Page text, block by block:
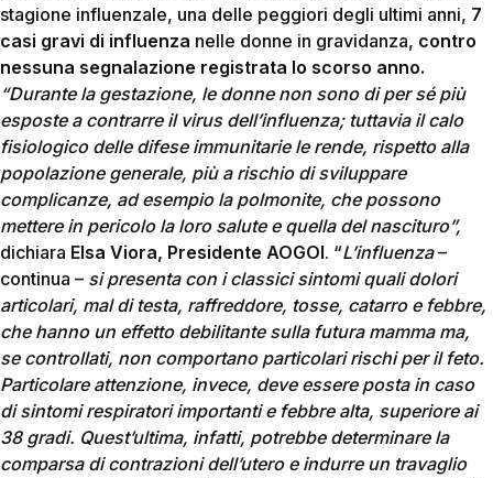
stagione influenzale, una delle peggiori degli ultimi anni, 7
casi gravi di influenza nelle donne in gravidanza, contro
nessuna segnalazione registrata lo scorso anno.
“Durante la gestazione, le donne non sono di per sé più
esposte a contrarre il virus dell’influenza; tuttavia il calo
fisiologico delle difese immunitarie le rende, rispetto alla
popolazione generale, più a rischio di sviluppare
complicanze, ad esempio la polmonite, che possono
mettere in pericolo la loro salute e quella del nascituro”,
dichiara Elsa Viora, Presidente AOGOI. “L’influenza–
continua – si presenta con i classici sintomi quali dolori
articolari, mal di testa, raffreddore, tosse, catarro e febbre,
che hanno un effetto debilitante sulla futura mamma ma,
se controllati, non comportano particolari rischi per il feto.
Particolare attenzione, invece, deve essere posta in caso
di sintomi respiratori importanti e febbre alta, superiore ai
38 gradi. Quest’ultima, infatti, potrebbe determinare la
comparsa di contrazioni dell’utero e indurre un travaglio